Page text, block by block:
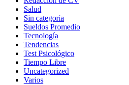
Salud
Sin categoría
Sueldos Promedio
Tecnología
Tendencias
Test Psicológico
Tiempo Libre
Uncategorized
Varios